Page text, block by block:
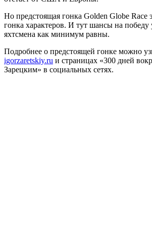
Но предстоящая гонка Golden Globe Race
гонка характеров. И тут шансы на победу
яхтсмена как минимум равны.
Подробнее о предстоящей гонке можно
igorzaretskiy.ru и страницах «300 дней
Зарецким» в социальных сетях.